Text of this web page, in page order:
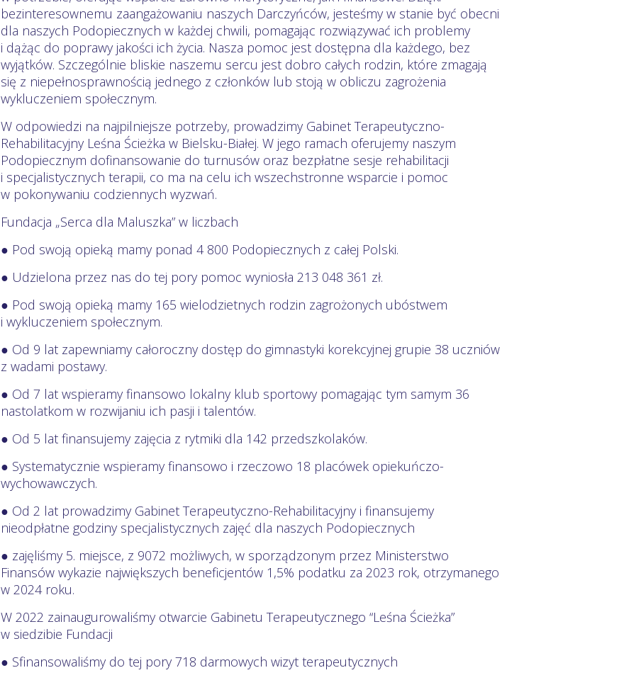
bezinteresownemu zaangażowaniu naszych Darczyńców, jesteśmy w stanie być obecni
dla naszych Podopiecznych w każdej chwili, pomagając rozwiązywać ich problemy
i dążąc do poprawy jakości ich życia. Nasza pomoc jest dostępna dla każdego, bez
wyjątków. Szczególnie bliskie naszemu sercu jest dobro całych rodzin, które zmagają
się z niepełnosprawnością jednego z członków lub stoją w obliczu zagrożenia
wykluczeniem społecznym.
W odpowiedzi na najpilniejsze potrzeby, prowadzimy Gabinet Terapeutyczno-
Rehabilitacyjny Leśna Ścieżka w Bielsku-Białej. W jego ramach oferujemy naszym
Podopiecznym dofinansowanie do turnusów oraz bezpłatne sesje rehabilitacji
i specjalistycznych terapii, co ma na celu ich wszechstronne wsparcie i pomoc
w pokonywaniu codziennych wyzwań.
Fundacja „Serca dla Maluszka” w liczbach
● Pod swoją opieką mamy ponad 4 800 Podopiecznych z całej Polski.
● Udzielona przez nas do tej pory pomoc wyniosła 213 048 361 zł.
● Pod swoją opieką mamy 165 wielodzietnych rodzin zagrożonych ubóstwem
i wykluczeniem społecznym.
● Od 9 lat zapewniamy całoroczny dostęp do gimnastyki korekcyjnej grupie 38 uczniów
z wadami postawy.
● Od 7 lat wspieramy finansowo lokalny klub sportowy pomagając tym samym 36
nastolatkom w rozwijaniu ich pasji i talentów.
● Od 5 lat finansujemy zajęcia z rytmiki dla 142 przedszkolaków.
● Systematycznie wspieramy finansowo i rzeczowo 18 placówek opiekuńczo-
wychowawczych.
● Od 2 lat prowadzimy Gabinet Terapeutyczno-Rehabilitacyjny i finansujemy
nieodpłatne godziny specjalistycznych zajęć dla naszych Podopiecznych
● zajęliśmy 5. miejsce, z 9072 możliwych, w sporządzonym przez Ministerstwo
Finansów wykazie największych beneficjentów 1,5% podatku za 2023 rok, otrzymanego
w 2024 roku.
W 2022 zainaugurowaliśmy otwarcie Gabinetu Terapeutycznego “Leśna Ścieżka”
w siedzibie Fundacji
● Sfinansowaliśmy do tej pory 718 darmowych wizyt terapeutycznych